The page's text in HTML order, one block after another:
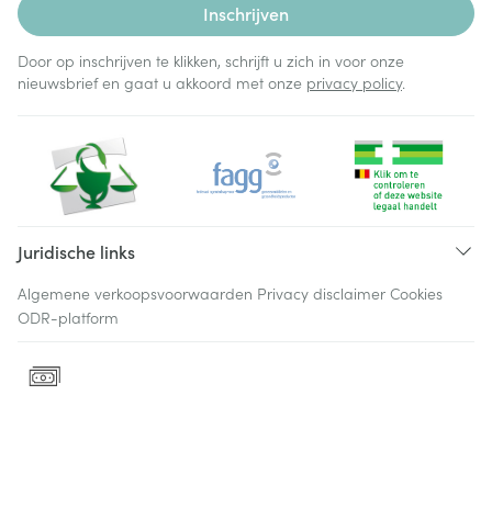
Inschrijven
Door op inschrijven te klikken, schrijft u zich in voor onze
nieuwsbrief en gaat u akkoord met onze privacy policy.
Juridische links
Algemene verkoopsvoorwaarden Privacy disclaimer Cookies
ODR-platform